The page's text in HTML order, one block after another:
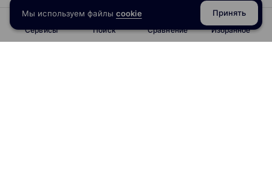
Сервисы Поиск Сравнение Избранное
Мы используем файлы cookie Принять